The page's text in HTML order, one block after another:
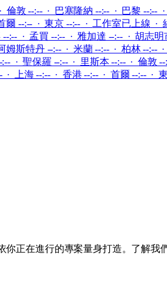
倫敦 --:-- · 巴塞隆納 --:-- · 巴黎 --
爾 --:-- · 東京 --:-- · 工作室已上線 ·
:-- · 孟買 --:-- · 雅加達 --:-- · 胡志
斯特丹 --:-- · 米蘭 --:-- · 柏林 --
:-- · 聖保羅 --:-- · 里斯本 --:-- · 倫敦
上海 --:-- · 香港 --:-- · 首爾 --:-- ·
正在進行的專案量身打造。了解